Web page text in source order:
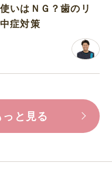
いはＮＧ？歯のリ
症対策
と見る